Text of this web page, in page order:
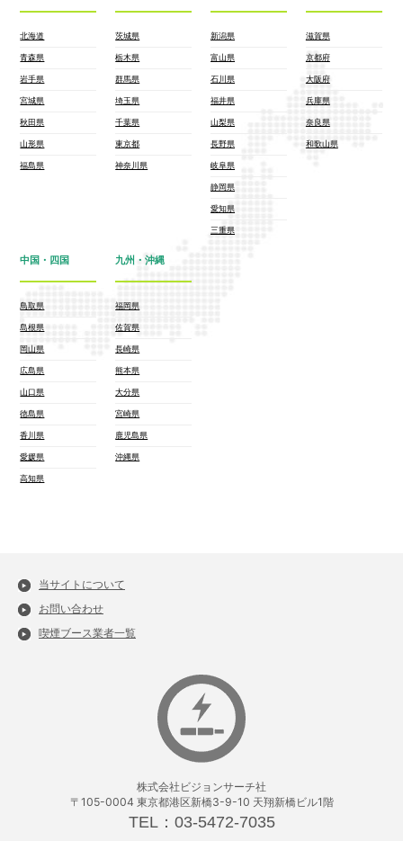
北海道
青森県
岩手県
宮城県
秋田県
山形県
福島県
茨城県
栃木県
群馬県
埼玉県
千葉県
東京都
神奈川県
新潟県
富山県
石川県
福井県
山梨県
長野県
岐阜県
静岡県
愛知県
三重県
滋賀県
京都府
大阪府
兵庫県
奈良県
和歌山県
中国・四国
鳥取県
島根県
岡山県
広島県
山口県
徳島県
香川県
愛媛県
高知県
九州・沖縄
福岡県
佐賀県
長崎県
熊本県
大分県
宮崎県
鹿児島県
沖縄県
当サイトについて
お問い合わせ
喫煙ブース業者一覧
株式会社ビジョンサーチ社
〒105-0004 東京都港区新橋3-9-10 天翔新橋ビル1階
TEL：03-5472-7035